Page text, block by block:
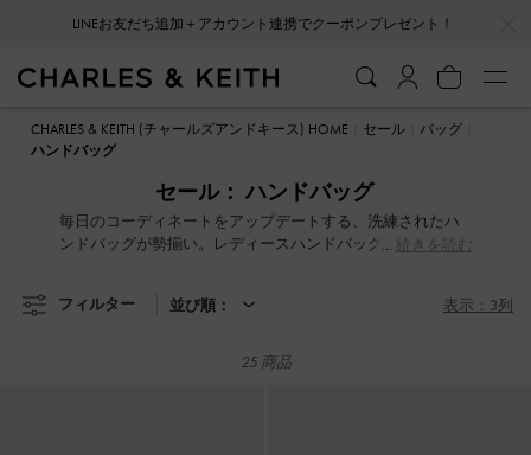
会員登録＋ニュースレター登録で10%OFFクーポンプレゼント！
会員登録＋ニュースレター登録で10%OFFクーポンプレゼント！
CHARLES & KEITH (チャールズアンドキース) HOME セール
バッグ
ハンドバッグ
セール： ハンドバッグ
毎日のコーディネートをアップデートする、洗練されたハ
ンドバッグが勢揃い。レディースハンドバッグのセール
続きを読む
フィルター 並び順： 表示：3列
25 商品